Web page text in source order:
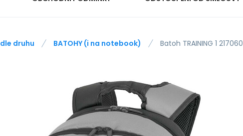
dle druhu BATOHY (i na notebook) Batoh TRAINING 1 217060